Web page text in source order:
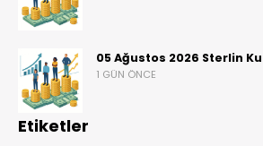
05 Ağustos 2026 Sterlin
1 GÜN ÖNCE
Etiketler